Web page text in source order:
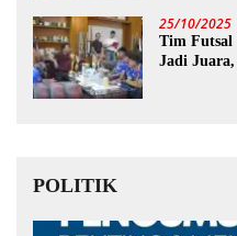
25/10/2025
Tim Futsal
Jadi
POLITIK